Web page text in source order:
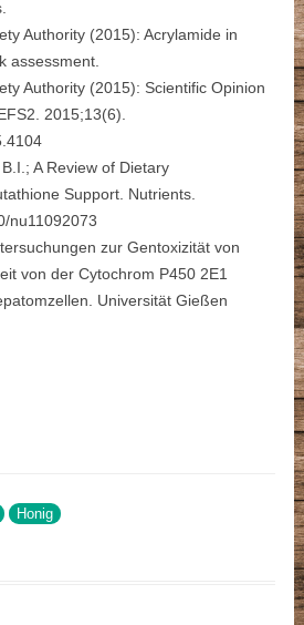
Authority (2015): Acrylamide in
assessment.
Authority (2015): Scientific Opinion
2015;13(6).
A Review of Dietary
Support. Nutrients.
nu11092073
zur Gentoxizität von
von der Cytochrom P450 2E1
Universität Gießen
Honig